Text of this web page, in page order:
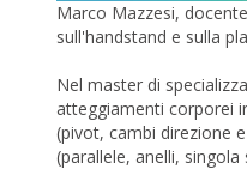
Marco Mazzesi,
sull'handstand e sulla
Nel master di
atteggiamenti corporei
(pivot, cambi direzione
(parallele, anelli, singola